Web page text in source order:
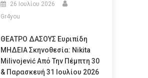
26 Ιουλίου 2026
Gr4you
ΘΕΑΤΡΟ ΔΑΣΟΥΣ Ευριπίδη
ΜΗΔΕΙΑ Σκηνοθεσία: Nikita
Milivojević Από Την Πέμπτη 30
& Παρασκευή 31 Ιουλίου 2026